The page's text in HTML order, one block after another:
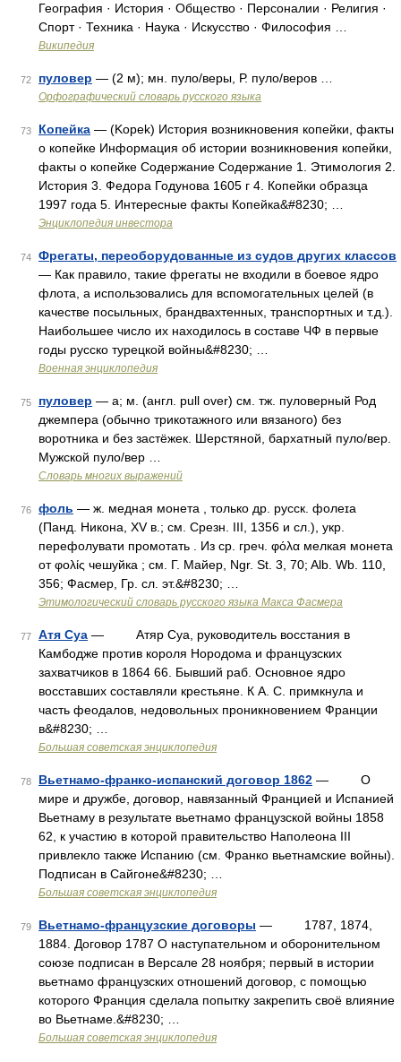
География · История · Общество · Персоналии · Религия ·
Спорт · Техника · Наука · Искусство · Философия …
Википедия
72 пуловер — (2 м); мн. пуло/веры, Р. пуло/веров …
Орфографический словарь русского языка
73 Копейка — (Kopek) История возникновения копейки, факты
о копейке Информация об истории возникновения копейки,
факты о копейке Содержание Содержание 1. Этимология 2.
История 3. Федора Годунова 1605 г 4. Копейки образца
1997 года 5. Интересные факты Копейка&#8230; …
Энциклопедия инвестора
74
Фрегаты, переоборудованные из судов других классов
— Как правило, такие фрегаты не входили в боевое ядро
флота, а использовались для вспомогательных целей (в
качестве посыльных, брандвахтенных, транспортных и т.д.).
Наибольшее число их находилось в составе ЧФ в первые
годы русско турецкой войны&#8230; …
Военная энциклопедия
75 пуловер — а; м. (англ. pull over) см. тж. пуловерный Род
джемпера (обычно трикотажного или вязаного) без
воротника и без застёжек. Шерстяной, бархатный пуло/вер.
Мужской пуло/вер …
Словарь многих выражений
76 фоль — ж. медная монета , только др. русск. фолеɪа
(Панд. Никона, ХV в.; см. Срезн. III, 1356 и сл.), укр.
перефолувати промотать . Из ср. греч. φόλα мелкая монета
от φολίς чешуйка ; см. Г. Майер, Ngr. St. 3, 70; Alb. Wb. 110,
356; Фасмер, Гр. сл. эт.&#8230; …
Этимологический словарь русского языка Макса Фасмера
77 Атя Суа — Атяр Суа, руководитель восстания в
Камбодже против короля Нородома и французских
захватчиков в 1864 66. Бывший раб. Основное ядро
восставших составляли крестьяне. К А. С. примкнула и
часть феодалов, недовольных проникновением Франции
в&#8230; …
Большая советская энциклопедия
78 Вьетнамо-франко-испанский договор 1862 — О
мире и дружбе, договор, навязанный Францией и Испанией
Вьетнаму в результате вьетнамо французской войны 1858
62, к участию в которой правительство Наполеона III
привлекло также Испанию (см. Франко вьетнамские войны).
Подписан в Сайгоне&#8230; …
Большая советская энциклопедия
79 Вьетнамо-французские договоры — 1787, 1874,
1884. Договор 1787 О наступательном и оборонительном
союзе подписан в Версале 28 ноября; первый в истории
вьетнамо французских отношений договор, с помощью
которого Франция сделала попытку закрепить своё влияние
во Вьетнаме.&#8230; …
Большая советская энциклопедия